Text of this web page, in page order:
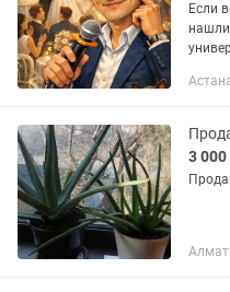
Если
нашли
3